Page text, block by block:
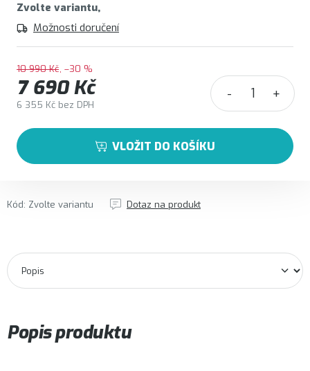
Zvolte variantu
Možnosti doručení
10 990 Kč –30 %
7 690 Kč
6 355 Kč bez DPH
VLOŽIT DO KOŠÍKU
Kód: Zvolte variantu Dotaz na produkt
Popis produktu